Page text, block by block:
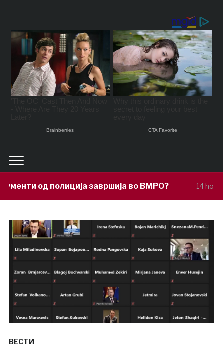
завршија во ВМРО? 14 hours ago Под
ВЕСТИ